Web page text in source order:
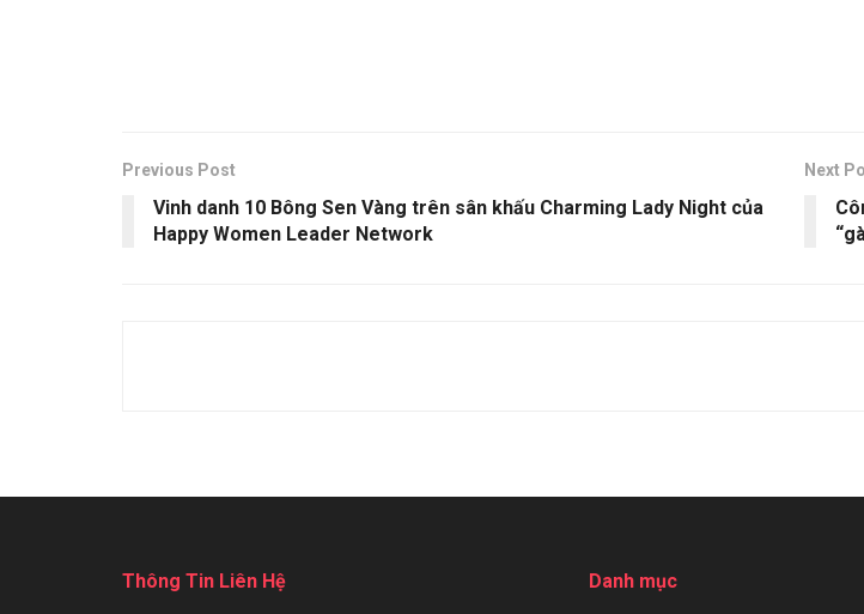
Previous Post
Vinh danh 10 Bông Sen Vàng trên sân khấu Charming Lady Night của
Happy Women Leader Network
Next
Thông Tin Liên Hệ Danh mục